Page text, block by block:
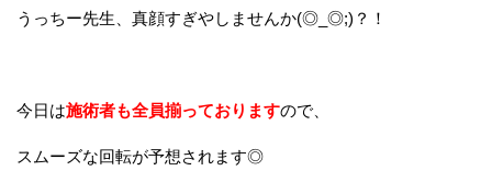
うっちー先生、真顔すぎやしませんか(◎_◎;)？！
今日は施術者も全員揃っておりますので、
スムーズな回転が予想されます◎